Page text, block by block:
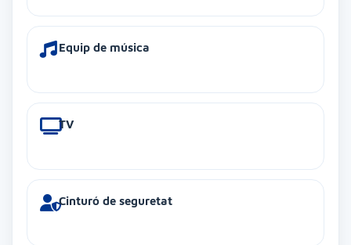
Equip de música
TV
Cinturó de seguretat